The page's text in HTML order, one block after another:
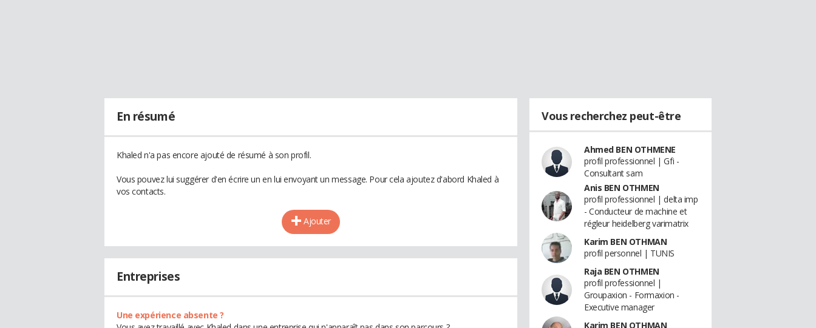
En résumé
Khaled n'a pas encore ajouté de résumé à son profil.
Vous pouvez lui suggérer d'en écrire un en lui envoyant un message. Pour cela ajoutez d'abord Khaled à
vos contacts.
Ajouter
Entreprises
Une expérience absente ?
Vous recherchez peut-être
Ahmed BEN OTHMENE
profil professionnel | Gfi -
Consultant sam
Anis BEN OTHMEN
profil professionnel | delta imp
- Conducteur de machine et
régleur heidelberg varimatrix
Karim BEN OTHMAN
profil personnel | TUNIS
Raja BEN OTHMEN
profil professionnel |
Groupaxion - Formaxion -
Executive manager
Karim BEN OTHMAN